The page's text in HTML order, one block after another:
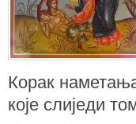
Корак
које слиједи